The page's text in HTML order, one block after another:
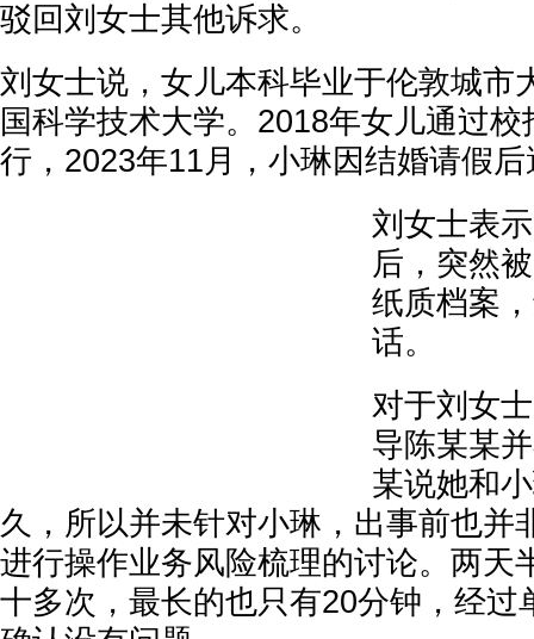
驳回刘女士其他诉求。
刘女士说，女儿本科毕业于伦敦城市
国科学技术大学。2018年女儿通过
行，2023年11月，小琳因结婚请假
刘女士表
后，突然
纸质档案
话。
对于刘女
导陈某某
某说她和
久，所以并未针对小琳，出事前也并
进行操作业务风险梳理的讨论。两天
十多次，最长的也只有20分钟，经过